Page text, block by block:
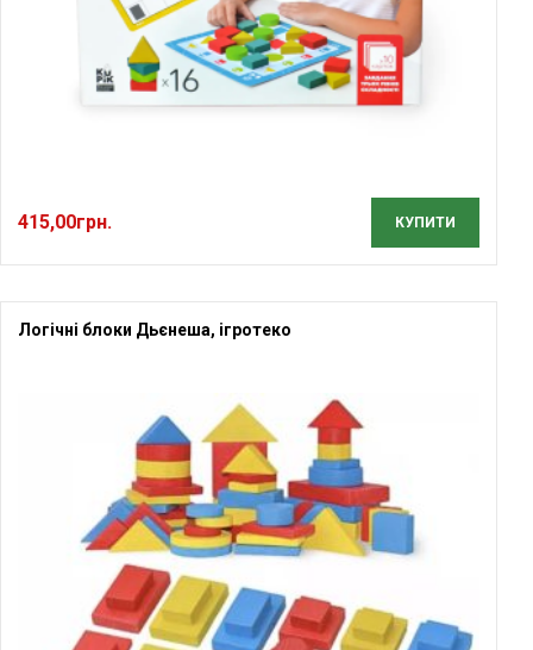
415,00грн. КУПИТИ
Логічні блоки Дьєнеша, ігротеко